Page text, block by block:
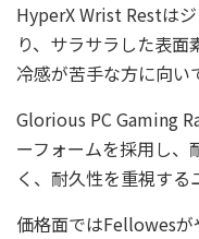
HyperX Wrist Restは
り、サラサラした表面
冷感が苦手な方に向い
Glorious PC Gaming
ーフォームを採用し、
く、耐久性を重視する
価格面ではFellowes